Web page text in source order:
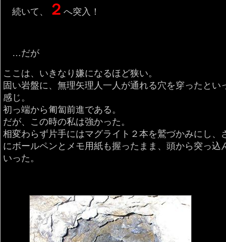
続いて、 ２ へ突入！
…だが
ここは、いきなり嫌になるほど狭い。
固い岩盤に、無理矢理人一人が通れる穴を穿ったとい
感じ。
初っ端から匍匐前進である。
だが、この時の私は強かった。
相変わらず片手にはマグライト２本を鷲づかみにし、
にボールペンとメモ用紙も握ったまま、頭から突っ込
いった。